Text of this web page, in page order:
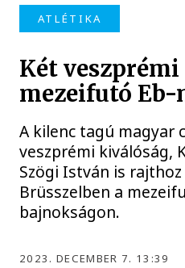
ATLÉTIKA
Két
mezeifutó Eb-
A kilenc tagú magyar
veszprémi kiválóság,
Szögi István is
Brüsszelben a
bajnokságon.
2023. DECEMBER 7. 13:39